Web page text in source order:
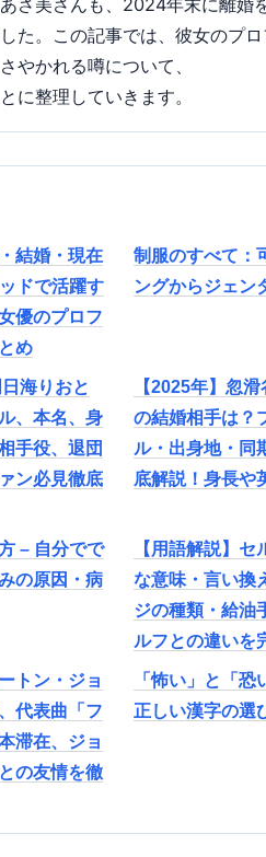
た。この記事では、彼女のプ
やかれる噂について、
に整理していきます。
結婚・現在
ドで活躍す
優のプロフ
め
制服のすべて：
ングからジェン
海りおと
、本名、身
手役、退団
ン必見徹底
【2025年】忽
の結婚相手は？
ル・出身地・同
底解説！身長や
– 自分でで
の原因・病
【用語解説】セ
な意味・言い換
ジの種類・給油
ルフとの違いを
トン・ジョ
代表曲「フ
滞在、ジョ
の友情を徹
「怖い」と「恐
正しい漢字の選